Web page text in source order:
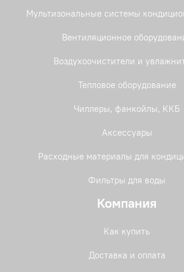
Мультизональные системы
Вентиляционное
Воздухоочистители и
Тепловое оборудование
Чиллеры, фанкойлы, ККБ
Аксессуары
Расходные материалы для
Фильтры для воды
Компания
Как купить
Доставка и оплата